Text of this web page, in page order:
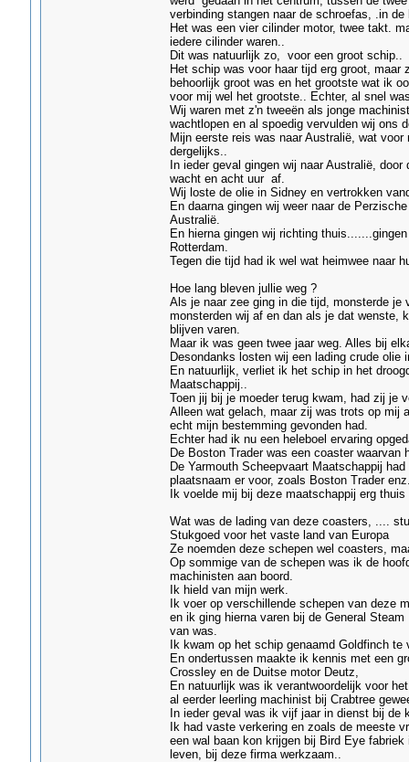
verbinding stangen naar de schroefas, .in
Het was een vier cilinder motor, twee takt.
iedere cilinder waren..
Dit was natuurlijk zo, voor een groot schip..
Het schip was voor haar tijd erg groot,
behoorlijk groot was en het grootste wat ik
voor mij wel het grootste.. Echter, al snel
Wij waren met z'n tweeën als jonge
wachtlopen en al spoedig vervulden wij ons
Mijn eerste reis was naar Australië, wat
dergelijks..
In ieder geval gingen wij naar Australië,
wacht en acht uur af.
Wij loste de olie in Sidney en vertrokken
En daarna gingen wij weer naar de
Australië.
En hierna gingen wij richting
Rotterdam.
Tegen die tijd had ik wel wat heimwee naar
Hoe lang bleven jullie weg ?
Als je naar zee ging in die tijd, monsterde je
monsterden wij af en dan als je dat wenste,
blijven varen.
Maar ik was geen twee jaar weg. Alles bij
Desondanks losten wij een lading crude olie
En natuurlijk, verliet ik het schip in het
Maatschappij..
Toen jij bij je moeder terug kwam, had zij je
Alleen wat gelach, maar zij was trots op mij
echt mijn bestemming gevonden had.
Echter had ik nu een heleboel ervaring
De Boston Trader was een coaster
De Yarmouth Scheepvaart Maatschappij
plaatsnaam er voor, zoals Boston Trader
Ik voelde mij bij deze maatschappij erg
Wat was de lading van deze coasters, ....
Stukgoed voor het vaste land van Europa
Ze noemden deze schepen wel coasters,
Op sommige van de schepen was ik de
machinisten aan boord.
Ik hield van mijn werk.
Ik voer op verschillende schepen van deze
en ik ging hierna varen bij de General
van was.
Ik kwam op het schip genaamd Goldfinch
En ondertussen maakte ik kennis met een
Crossley en de Duitse motor Deutz,
En natuurlijk was ik verantwoordelijk voor
al eerder leerling machinist bij Crabtree
In ieder geval was ik vijf jaar in dienst bij de
Ik had vaste verkering en zoals de meeste
een wal baan kon krijgen bij Bird Eye
leven, bij deze firma werkzaam..